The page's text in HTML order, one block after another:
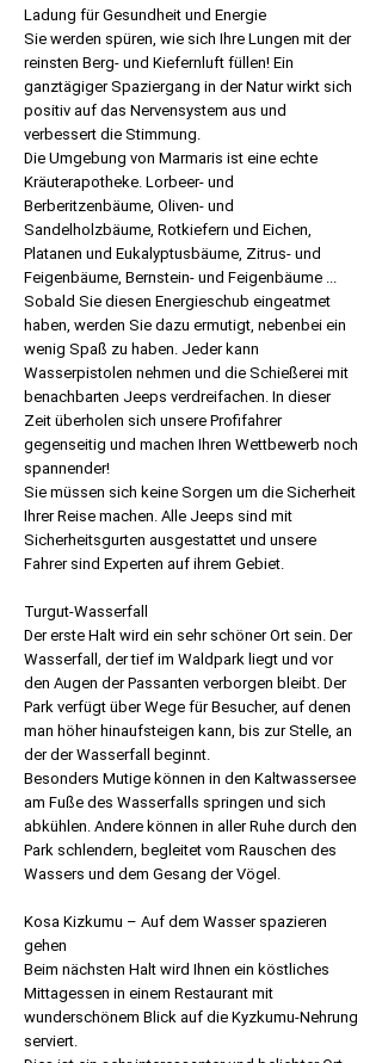
Ladung für Gesundheit und Energie
Sie werden spüren, wie sich Ihre Lungen mit der
reinsten Berg- und Kiefernluft füllen! Ein
ganztägiger Spaziergang in der Natur wirkt sich
positiv auf das Nervensystem aus und
verbessert die Stimmung.
Die Umgebung von Marmaris ist eine echte
Kräuterapotheke. Lorbeer- und
Berberitzenbäume, Oliven- und
Sandelholzbäume, Rotkiefern und Eichen,
Platanen und Eukalyptusbäume, Zitrus- und
Feigenbäume, Bernstein- und Feigenbäume ...
Sobald Sie diesen Energieschub eingeatmet
haben, werden Sie dazu ermutigt, nebenbei ein
wenig Spaß zu haben. Jeder kann
Wasserpistolen nehmen und die Schießerei mit
benachbarten Jeeps verdreifachen. In dieser
Zeit überholen sich unsere Profifahrer
gegenseitig und machen Ihren Wettbewerb noch
spannender!
Sie müssen sich keine Sorgen um die Sicherheit
Ihrer Reise machen. Alle Jeeps sind mit
Sicherheitsgurten ausgestattet und unsere
Fahrer sind Experten auf ihrem Gebiet.
Turgut-Wasserfall
Der erste Halt wird ein sehr schöner Ort sein. Der
Wasserfall, der tief im Waldpark liegt und vor
den Augen der Passanten verborgen bleibt. Der
Park verfügt über Wege für Besucher, auf denen
man höher hinaufsteigen kann, bis zur Stelle, an
der der Wasserfall beginnt.
Besonders Mutige können in den Kaltwassersee
am Fuße des Wasserfalls springen und sich
abkühlen. Andere können in aller Ruhe durch den
Park schlendern, begleitet vom Rauschen des
Wassers und dem Gesang der Vögel.
Kosa Kizkumu – Auf dem Wasser spazieren
gehen
Beim nächsten Halt wird Ihnen ein köstliches
Mittagessen in einem Restaurant mit
wunderschönem Blick auf die Kyzkumu-Nehrung
serviert.